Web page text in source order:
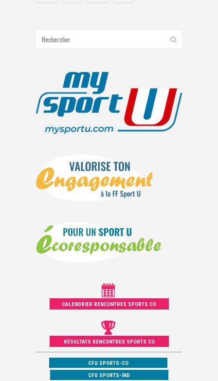
CALENDRIER RENCONTRES SPORTS CO
RÉSULTATS RENCONTRES SPORTS CO
CFU SPORTS-CO
CFU SPORTS-IND